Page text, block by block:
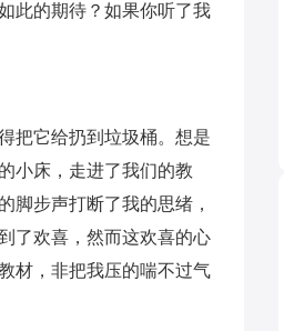
此的期待？如果你听了我
把它给扔到垃圾桶。想是
小床，走进了我们的教
脚步声打断了我的思绪，
了欢喜，然而这欢喜的心
材，非把我压的喘不过气